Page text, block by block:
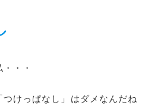
・・
けっぱなし」はダメなんだね